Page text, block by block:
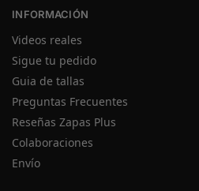
INFORMACIÓN
Videos reales
Sigue tu pedido
Guia de tallas
Preguntas Frecuentes
Reseñas Zapas Plus
Colaboraciones
Envío